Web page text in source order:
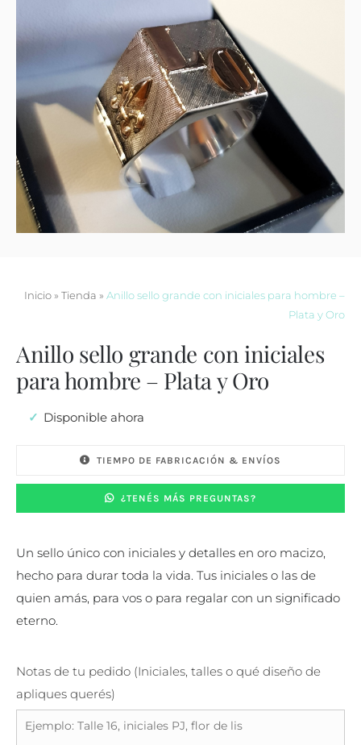
Inicio» Tienda » Anillo sello grande con iniciales para hombre –
Plata y Oro
Anillo sello grande con iniciales
para hombre – Plata y Oro
Disponible ahora
Un sello único con iniciales y detalles en oro macizo,
hecho para durar toda la vida. Tus iniciales o las de
quien amás, para vos o para regalar con un significado
eterno.
TIEMPO DE FABRICACIÓN & ENVÍOS
¿TENÉS MÁS PREGUNTAS?
Notas de tu pedido (Iniciales, talles o qué diseño de
apliques querés)